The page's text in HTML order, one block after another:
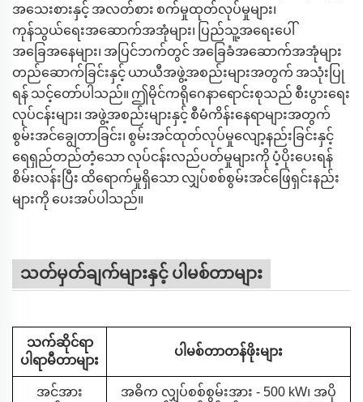
အသေးစားနှင့် အလတ်စား စက်မှုထုတ်လုပ်မှုများ၊
ကုန်သွယ်ရေးအဆောက်အအုံများ၊ ပြည်သူ့အရေးပေါ်
အခြေအနေများ၊ အပြင်ဘက်တွင် အခြေခံအဆောက်အအုံများ
တည်ဆောက်ခြင်းနှင့် ယာယီအဖွဲ့အစည်းများအတွက် အသုံးပြု
ရန် သင့်တော်ပါသည်။ ဤမိုင်ကရိုဂေနာရောင်းစုသည် စီးပွားရေး
လုပ်ငန်းများ၊ အဖွဲ့အစည်းများနှင့် စီမံကိန်းနေရာများအတွက်
စွမ်းအင်ချွေတာခြင်း၊ စွမ်းအင်ထုတ်လုပ်မှုလျော့နည်းခြင်းနှင့်
ရေရှည်တည်တံ့သော လုပ်ငန်းလည်ပတ်မှုများကို ပံ့ပိုးပေးရန်
စိမ်းလန်းပြီး ထိရောက်မှုရှိသော လျှပ်စစ်စွမ်းအင်ဖြေရှင်းနည်း
များကို ပေးအပ်ပါသည်။
သတ်မှတ်ချက်များနှင့် ပါမစ်တာများ
သက်ဆိုင်ရာ
ပါရာမီတာများ
ပါမစ်တာတန်ဖိုးများ
အင်အား
အဓိက လျှပ်စစ်စွမ်းအား - 500 kW၊ အပို